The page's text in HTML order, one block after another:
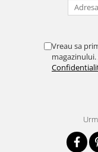
Vreau sa